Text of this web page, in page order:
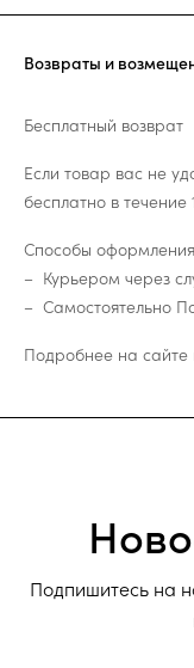
Возвраты и
Бесплатный возврат
Если товар вас не
бесплатно в
Способы
Курьером через
Самостоятельно
Подробнее на сайте
Подпишитесь на